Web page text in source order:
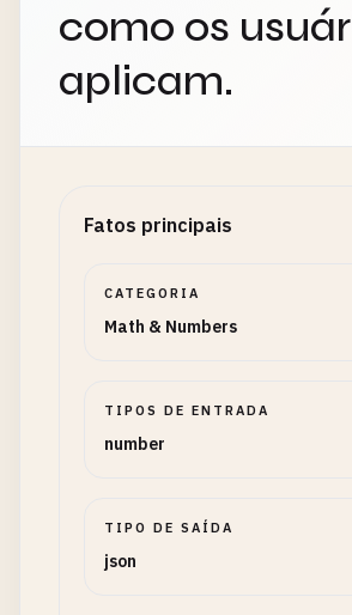
como os
aplicam.
Fatos principais
CATEGORIA
Math & Numbers
TIPOS DE ENTRADA
number
TIPO DE SAÍDA
json